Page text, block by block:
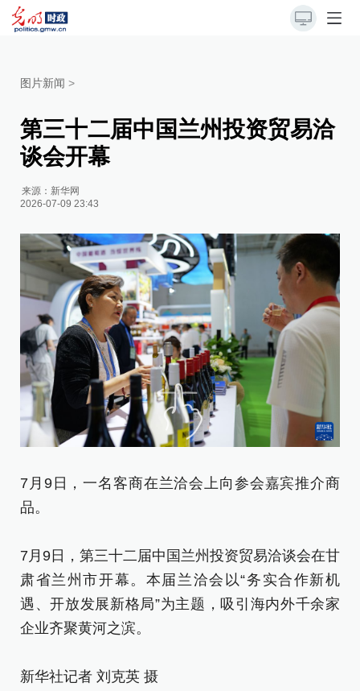
图片新闻 >
第三十二届中国兰州投资贸易洽
谈会开幕
来源： 新华网
2026-07-09 23:43
7月9日，一名客商在兰洽会上向参会嘉宾推介商
品。
7月9日，第三十二届中国兰州投资贸易洽谈会在甘
肃省兰州市开幕。本届兰洽会以“务实合作新机
遇、开放发展新格局”为主题，吸引海内外千余家
企业齐聚黄河之滨。
新华社记者 刘克英 摄